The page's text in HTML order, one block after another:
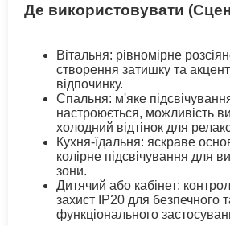
Де використовувати
Вітальня: рівномірне
створення затишку та
відпочинку.
Спальня: м'яке
настроюється, можливість
холодний відтінок для
Кухня-їдальня: яскраве
колірне підсвічування для
зони.
Дитячий або кабінет:
захист IP20 для безпечного
функціонального